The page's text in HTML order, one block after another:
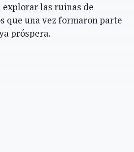
las ruinas de
que una vez formaron parte
próspera.